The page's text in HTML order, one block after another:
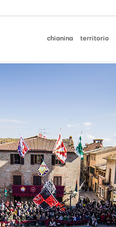
chianina territorio